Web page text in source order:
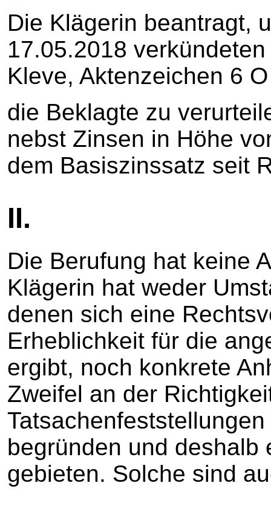
Die Klägerin beantragt,
17.05.2018
Kleve, Aktenzeichen 6
die Beklagte zu
nebst Zinsen in Höhe
dem Basiszinssatz seit
II.
Die Berufung hat keine
Klägerin hat weder
denen sich eine
Erheblichkeit für die
ergibt, noch konkrete
Zweifel an der
begründen und deshalb
gebieten. Solche sind